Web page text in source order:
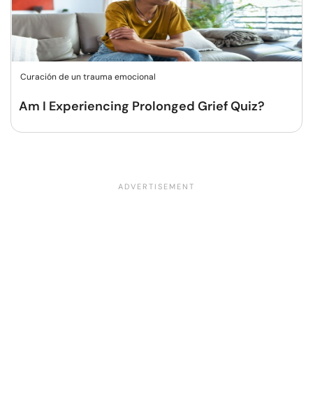
Curación de un trauma emocional
Am I Experiencing Prolonged Grief Quiz?